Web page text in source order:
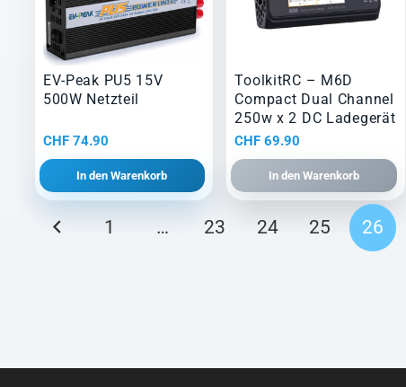
EV-Peak PU5 15V
500W Netzteil
CHF74.90
In den Warenkorb
ToolkitRC – M6D
Compact Dual Channel
250w x 2 DC Ladegerät
CHF 69.90
In den Warenkorb
Seitennummerierung
der
1 … 23 24 25 26